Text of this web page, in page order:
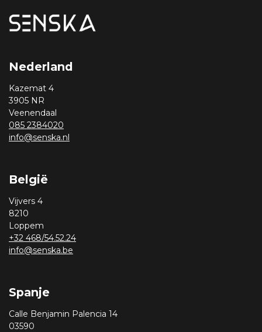
Nederland
Kazemat 4
3905 NR
Veenendaal
085 2384020
info@senska.nl
België
Vijvers 4
8210
Loppem
+32 468/54.52.24
info@senska.be
Spanje
Calle Benjamin Palencia 14
03590